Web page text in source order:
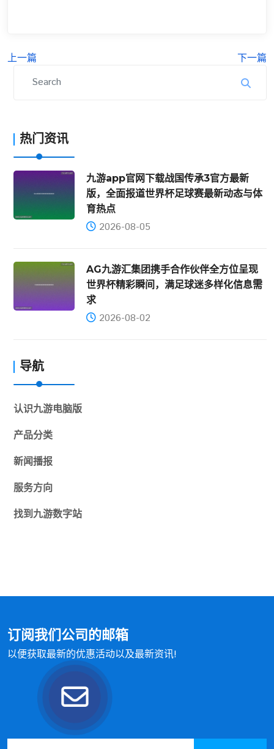
上一篇 下一篇
热门资讯
九游app官网下载战国传承3官方最新
版，全面报道世界杯足球赛最新动态与体
育热点
2026-08-05
AG九游汇集团携手合作伙伴全方位呈现
世界杯精彩瞬间，满足球迷多样化信息需
求
2026-08-02
导航
认识九游电脑版
产品分类
新闻播报
服务方向
找到九游数字站
订阅我们公司的邮箱
以便获取最新的优惠活动以及最新资讯!